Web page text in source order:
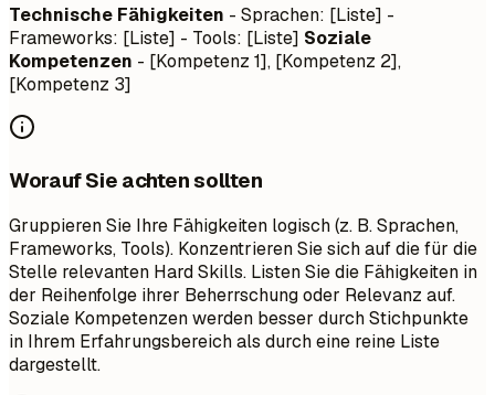
Technische Fähigkeiten - Sprachen: [Liste] -
Frameworks: [Liste] - Tools: [Liste] Soziale
Kompetenzen - [Kompetenz 1], [Kompetenz 2],
[Kompetenz 3]
Worauf Sie achten sollten
Gruppieren Sie Ihre Fähigkeiten logisch (z. B. Sprachen,
Frameworks, Tools). Konzentrieren Sie sich auf die für die
Stelle relevanten Hard Skills. Listen Sie die Fähigkeiten in
der Reihenfolge ihrer Beherrschung oder Relevanz auf.
Soziale Kompetenzen werden besser durch Stichpunkte
in Ihrem Erfahrungsbereich als durch eine reine Liste
dargestellt.